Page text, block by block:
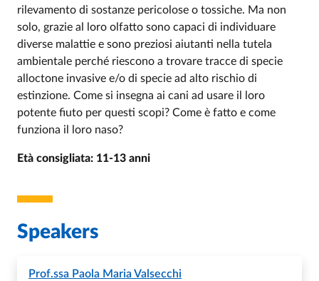
rilevamento di sostanze pericolose o tossiche. Ma non
solo, grazie al loro olfatto sono capaci di individuare
diverse malattie e sono preziosi aiutanti nella tutela
ambientale perché riescono a trovare tracce di specie
alloctone invasive e/o di specie ad alto rischio di
estinzione. Come si insegna ai cani ad usare il loro
potente fiuto per questi scopi? Come è fatto e come
funziona il loro naso?
Età consigliata: 11-13 anni
Speakers
Prof.ssa Paola Maria Valsecchi